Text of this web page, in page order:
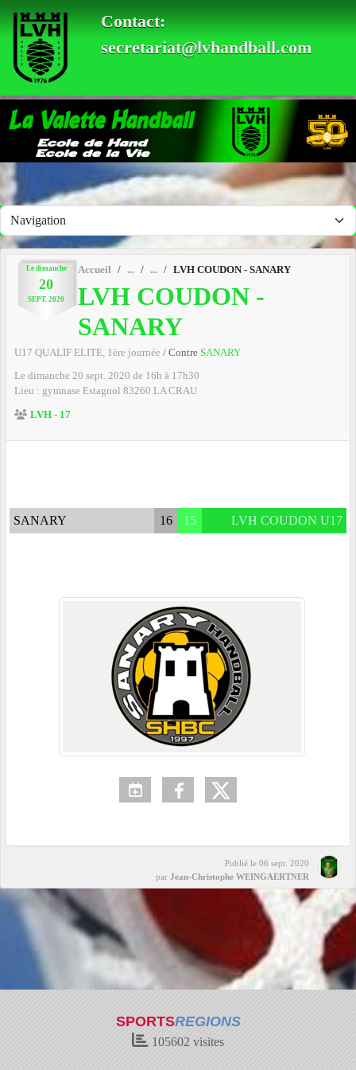
Contact:
secretariat@lvhandball.com
Le dimanche
20
SEPT. 2020
Accueil LVH COUDON - SANARY
LVH COUDON -
SANARY
U17 QUALIF ELITE, 1ère journée / Contre SANARY
Le dimanche 20 sept. 2020 de 16h à 17h30
Lieu : gymnase Estagnol 83260 LA CRAU
LVH - 17
SANARY 16 15 LVH COUDON U17
Publié le 06 sept. 2020
par Jean-Christophe WEINGAERTNER
SPORTSREGIONS
105602 visites
Panneau de gestion des cookies